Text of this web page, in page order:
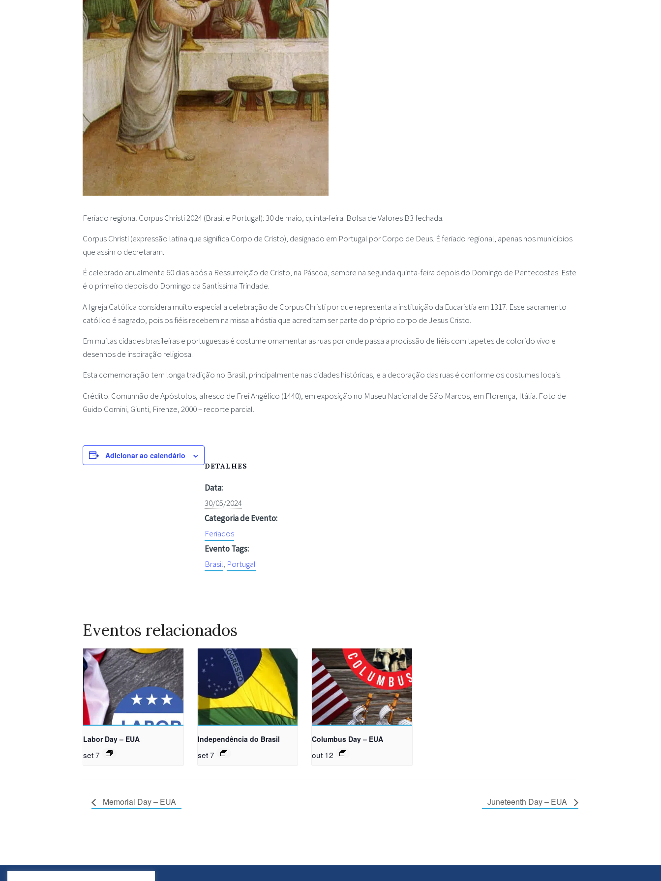
Feriado regional Corpus Christi 2024 (Brasil e Portugal): 30 de maio, quinta-feira. Bolsa de Valores B3 fechada.
Corpus Christi (expressão latina que significa Corpo de Cristo), designado em Portugal por Corpo de Deus. É feriado regional, apenas nos municípios
que assim o decretaram.
É celebrado anualmente 60 dias após a Ressurreição de Cristo, na Páscoa, sempre na segunda quinta-feira depois do Domingo de Pentecostes. Este
é o primeiro depois do Domingo da Santíssima Trindade.
A Igreja Católica considera muito especial a celebração de Corpus Christi por que representa a instituição da Eucaristia em 1317. Esse sacramento
católico é sagrado, pois os fiéis recebem na missa a hóstia que acreditam ser parte do próprio corpo de Jesus Cristo.
Em muitas cidades brasileiras e portuguesas é costume ornamentar as ruas por onde passa a procissão de fiéis com tapetes de colorido vivo e
desenhos de inspiração religiosa.
Esta comemoração tem longa tradição no Brasil, principalmente nas cidades históricas, e a decoração das ruas é conforme os costumes locais.
Crédito: Comunhão de Apóstolos, afresco de Frei Angélico (1440), em exposição no Museu Nacional de São Marcos, em Florença, Itália. Foto de
Guido Cornini, Giunti, Firenze, 2000 – recorte parcial.
Adicionar ao calendário
DETALHES
Data:
30/05/2024
Categoria de Evento:
Feriados
Evento Tags:
Brasil, Portugal
Eventos relacionados
Labor Day – EUA
set 7
Independência do Brasil
set 7
Columbus Day – EUA
out 12
Memorial Day – EUA Juneteenth Day – EUA